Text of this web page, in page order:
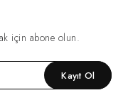
için abone olun.
Kayıt Ol